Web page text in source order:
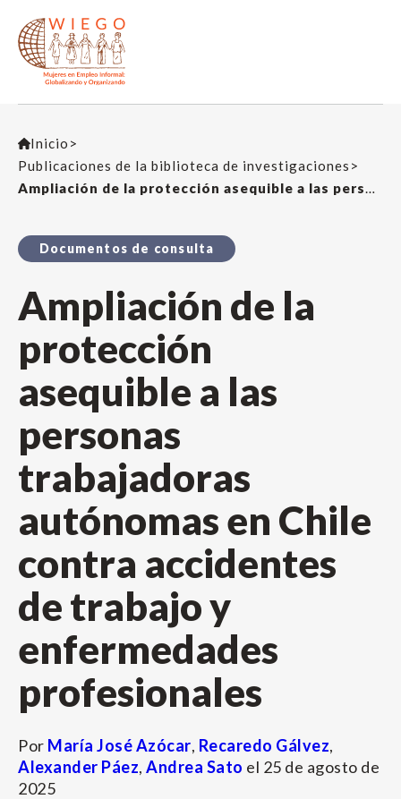
Inicio >
Publicaciones de la biblioteca de investigaciones >
Ampliación de la protección asequible a las personas trabajadoras autónomas en Chile contra accidentes de trabajo y enfermedades profesionales
Documentos de consulta
Ampliación de la
protección
asequible a las
personas
trabajadoras
autónomas en Chile
contra accidentes
de trabajo y
enfermedades
profesionales
Por María José Azócar, Recaredo Gálvez,
Alexander Páez, Andrea Sato el 25 de agosto de
2025